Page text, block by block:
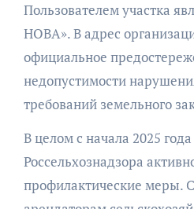
Пользователем участка
НОВА». В адрес
официальное
недопустимости
требований земельного
В целом с начала 2025
Россельхознадзора
профилактические меры.